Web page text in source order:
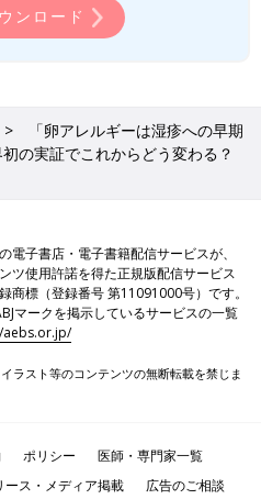
ンロード
「卵アレルギーは湿疹への早期
の実証でこれからどう変わる？
電子書店・電子書籍配信サービスが、
ツ使用許諾を得た正規版配信サービス
商標（登録番号 第11091000号）です。
マークを掲示しているサービスの一覧
ラスト等のコンテンツの無断転載を禁じま
ポリシー
医師・専門家一覧
ース・メディア掲載 広告のご相談